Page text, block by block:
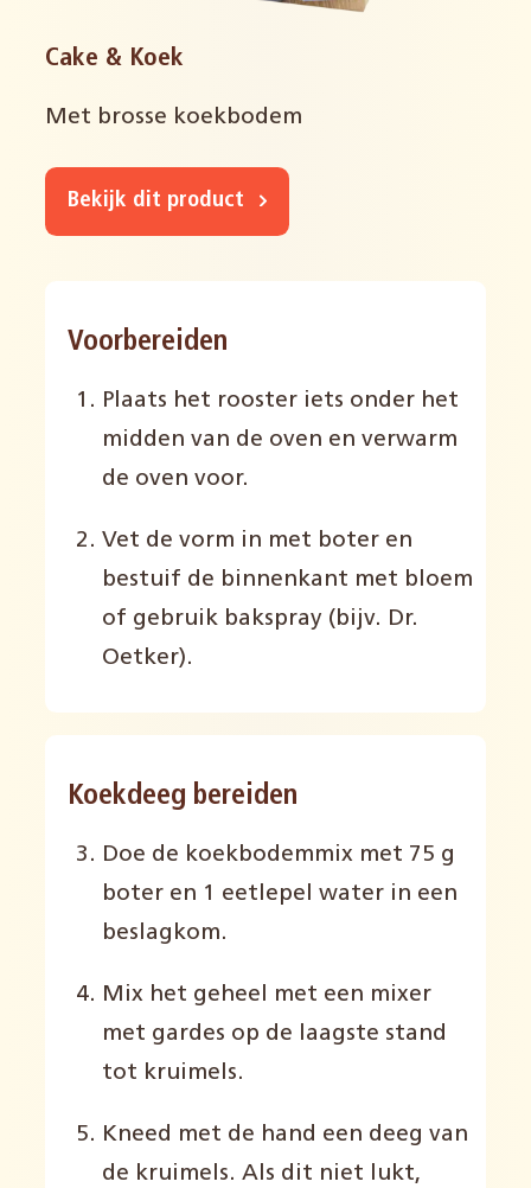
Cake & Koek
Met brosse koekbodem
Bekijk dit product
Voorbereiden
Plaats het rooster iets onder het
midden van de oven en verwarm
de oven voor.
Vet de vorm in met boter en
bestuif de binnenkant met bloem
of gebruik bakspray (bijv. Dr.
Oetker).
Koekdeeg bereiden
Doe de koekbodemmix met 75 g
boter en 1 eetlepel water in een
beslagkom.
Mix het geheel met een mixer
met gardes op de laagste stand
tot kruimels.
Kneed met de hand een deeg van
de kruimels. Als dit niet lukt,